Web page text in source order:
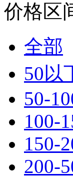
价格区
全部
50以
50-
100-
150-
200-